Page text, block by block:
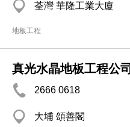
荃灣 華隆工業大廈
地板工程
真光水晶地板工程公司
2666 0618
大埔 頌善閣